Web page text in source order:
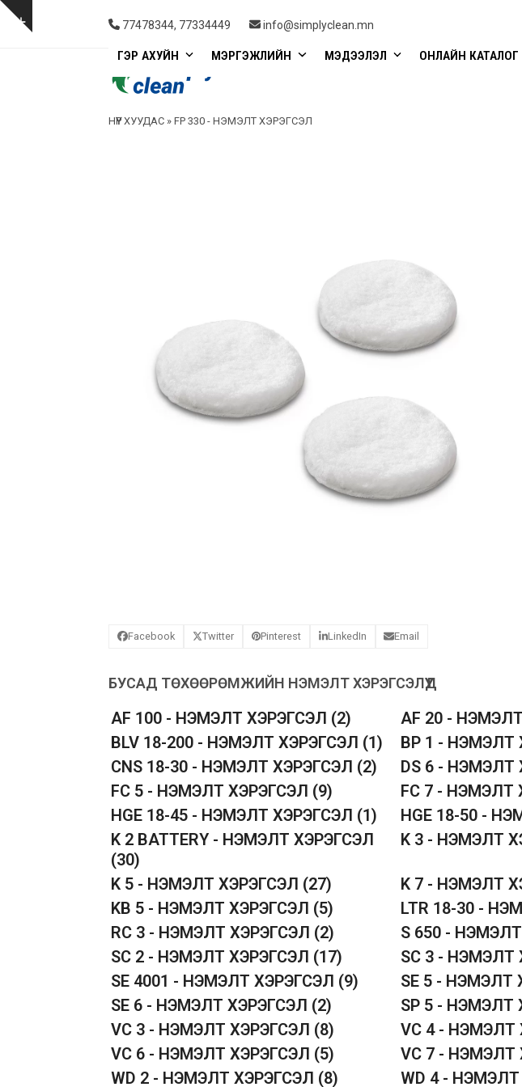
Skip
Show
77478344, 77334449 info@simplyclean.mn
ГЭР АХУЙН МЭРГЭЖЛИЙН МЭДЭЭЛЭЛ ОНЛАЙН КАТАЛОГ
НҮҮР ХУУДАС »FP 330 - НЭМЭЛТ ХЭРЭГСЭЛ
Facebook Twitter Pinterest LinkedIn Email
БУСАД ТӨХӨӨРӨМЖИЙН НЭМЭЛТ ХЭРЭГСЭЛҮҮД
AF 100 - НЭМЭЛТ ХЭРЭГСЭЛ (2) AF 20 -
BLV 18-200 - НЭМЭЛТ ХЭРЭГСЭЛ (1) BP 1 - НЭМЭЛТ
CNS 18-30 - НЭМЭЛТ ХЭРЭГСЭЛ (2) DS 6 - НЭМЭЛТ
FC 5 - НЭМЭЛТ ХЭРЭГСЭЛ (9) FC 7 - НЭМЭЛТ
HGE 18-45 - НЭМЭЛТ ХЭРЭГСЭЛ (1) HGE 18-50 -
K 2 BATTERY - НЭМЭЛТ ХЭРЭГСЭЛ
(30)
K 3 - НЭМЭЛТ
K 5 - НЭМЭЛТ ХЭРЭГСЭЛ (27) K 7 - НЭМЭЛТ
KB 5 - НЭМЭЛТ ХЭРЭГСЭЛ (5) LTR 18-30 -
RC 3 - НЭМЭЛТ ХЭРЭГСЭЛ (2) S 650 -
SC 2 - НЭМЭЛТ ХЭРЭГСЭЛ (17) SC 3 - НЭМЭЛТ
SE 4001 - НЭМЭЛТ ХЭРЭГСЭЛ (9) SE 5 - НЭМЭЛТ
SE 6 - НЭМЭЛТ ХЭРЭГСЭЛ (2) SP 5 - НЭМЭЛТ
VC 3 - НЭМЭЛТ ХЭРЭГСЭЛ (8) VC 4 - НЭМЭЛТ
VC 6 - НЭМЭЛТ ХЭРЭГСЭЛ (5) VC 7 - НЭМЭЛТ
WD 2 - НЭМЭЛТ ХЭРЭГСЭЛ (8) WD 4 -